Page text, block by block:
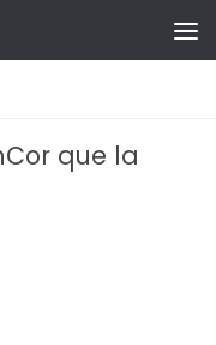
que la